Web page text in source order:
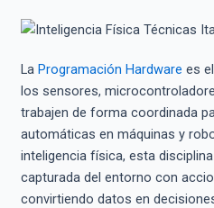
La Programación Hardware es
los sensores,
trabajen de forma coordinada
automáticas en máquinas y
inteligencia física, esta
capturada del entorno con
convirtiendo datos en